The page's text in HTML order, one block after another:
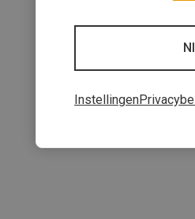
Instellingen